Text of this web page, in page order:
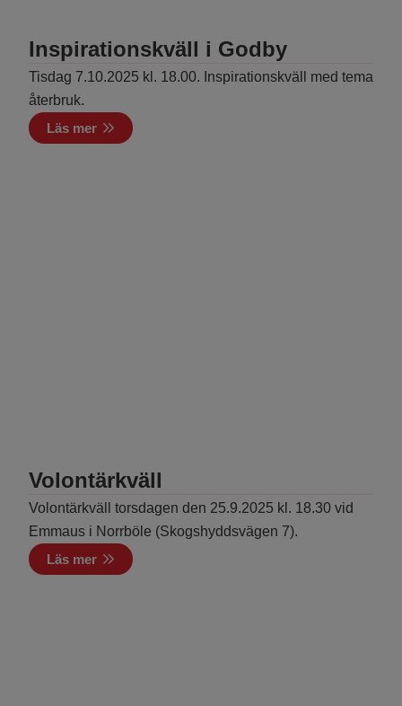
Inspirationskväll i Godby
Tisdag 7.10.2025 kl. 18.00. Inspirationskväll med tema
återbruk.
Läs mer
Volontärkväll
Volontärkväll torsdagen den 25.9.2025 kl. 18.30 vid
Emmaus i Norrböle (Skogshyddsvägen 7).
Läs mer